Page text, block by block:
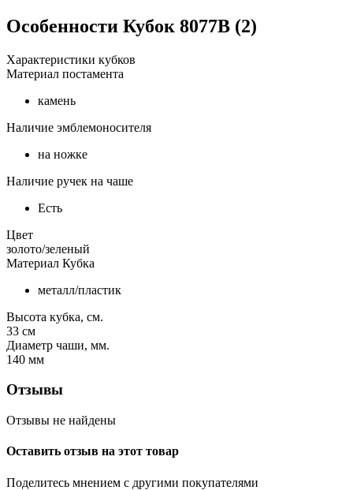
Особенности Кубок 8077B (2)
Характеристики кубков
Материал постамента
камень
Наличие эмблемоносителя
на ножке
Наличие ручек на чаше
Есть
Цвет
золото/зеленый
Материал Кубка
металл/пластик
Высота кубка, см.
33 см
Диаметр чаши, мм.
140 мм
Отзывы
Отзывы не найдены
Оставить отзыв на этот товар
Поделитесь мнением с другими покупателями